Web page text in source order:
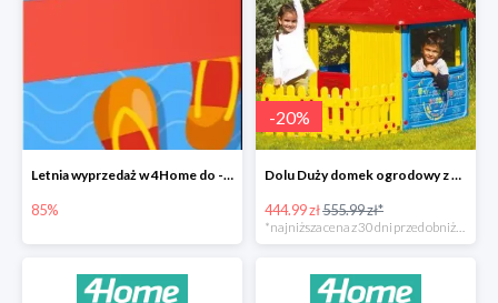
Letnia wyprzedaż w 4Home do -85%
85%
-20%
Dolu Duży domek ogrodowy z płotem -20%
444.99 zł555.99 zł*